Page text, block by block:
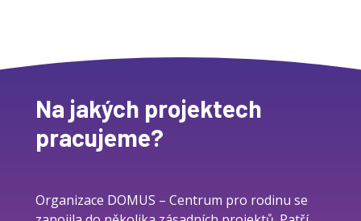
Na jakých projektech
pracujeme?
Organizace DOMUS – Centrum pro rodinu se